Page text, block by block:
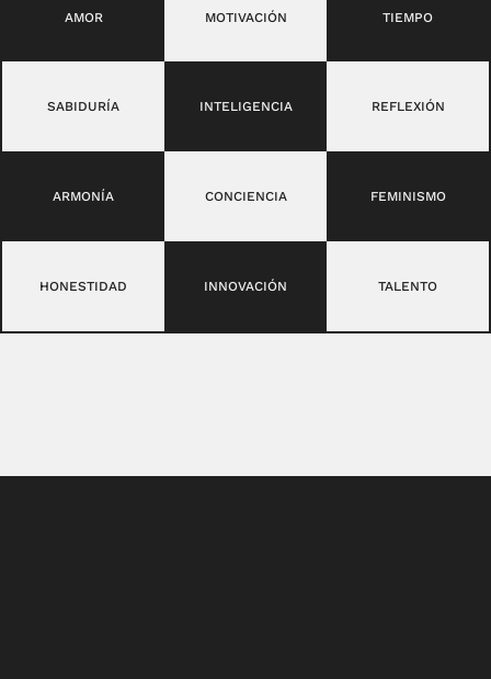
AMOR MOTIVACIÓN TIEMPO
SABIDURÍA INTELIGENCIA REFLEXIÓN
ARMONÍA CONCIENCIA FEMINISMO
HONESTIDAD INNOVACIÓN TALENTO